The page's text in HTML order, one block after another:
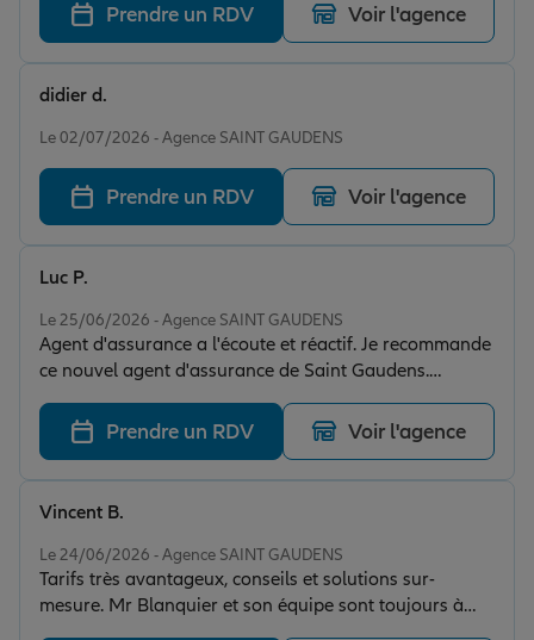
Prendre un RDV Voir l'agence
Le 02/07/2026 - Agence SAINT GAUDENS
didier d.
Prendre un RDV Voir l'agence
Le 25/06/2026 - Agence SAINT GAUDENS
Agent d'assurance a l'écoute et réactif. Je recommande
ce nouvel agent d'assurance de Saint Gaudens.
Conseils et analyse des besoins au top. Encore merci
Dorian
Luc P.
Prendre un RDV Voir l'agence
Le 24/06/2026 - Agence SAINT GAUDENS
Tarifs très avantageux, conseils et solutions sur-
mesure. Mr Blanquier et son équipe sont toujours à
mon écoute, disponibles et compétents. Je
Vincent B.